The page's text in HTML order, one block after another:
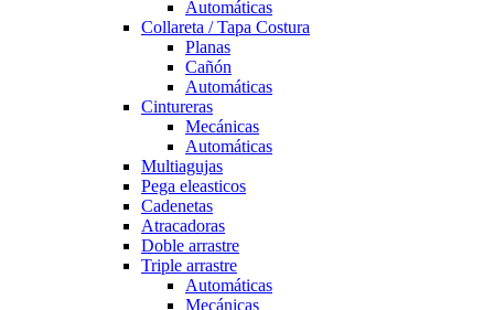
Automáticas
Collareta / Tapa Costura
Planas
Cañón
Automáticas
Cintureras
Mecánicas
Automáticas
Multiagujas
Pega eleasticos
Cadenetas
Atracadoras
Doble arrastre
Triple arrastre
Automáticas
Mecánicas